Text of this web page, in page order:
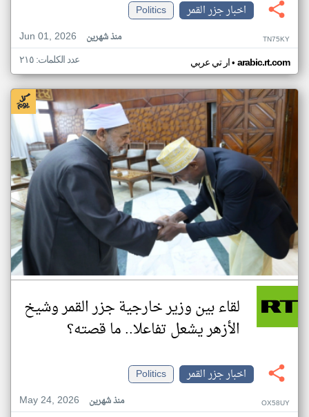
اخبار جزر القمر
Politics
Jun 01, 2026
منذ شهرين TN75KY
ار تي عربي• arabic.rt.com عدد الكلمات: ٢١٥
لقاء بين وزير خارجية جزر القمر وشيخ
الأزهر يشعل تفاعلا.. ما قصته؟
اخبار جزر القمر
Politics
May 24, 2026
منذ شهرين OX58UY